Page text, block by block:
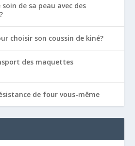
de sa peau avec des
choisir son coussin de kiné?
des maquettes
de four vous-même